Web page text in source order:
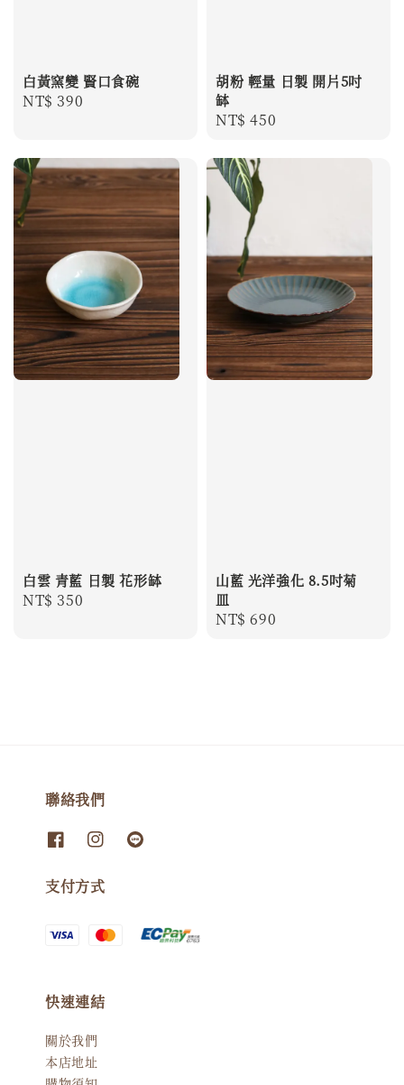
白黃窯變 賢口食碗
Regular
NT$ 390
胡粉 輕量 日製 開片5吋
缽
Regular
NT$ 450
白雲 青藍 日製 花形缽
Regular
NT$ 350
山藍 光洋強化 8.5吋菊
皿
Regular
NT$ 690
聯絡我們
支付方式
快速連結
關於我們
本店地址